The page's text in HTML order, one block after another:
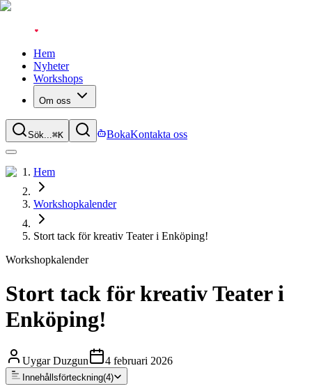
Hem
Nyheter
Workshops
Om oss
Sök...⌘K BokaKontakta oss
Hem
Workshopkalender
Stort tack för kreativ Teater i Enköping!
Workshopkalender
Stort tack för kreativ Teater i
Enköping!
Uygar Duzgun 4 februari 2026
Innehållsförteckning(4)